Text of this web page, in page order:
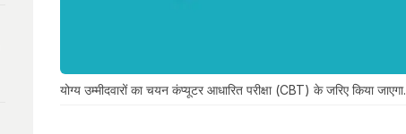
योग्य उम्मीदवारों का चयन कंप्यूटर आधारित परीक्षा (CBT) के जरिए किया जाएगा.